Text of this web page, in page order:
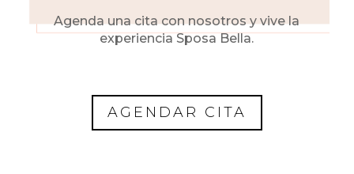
Agenda una cita con nosotros y vive la
experiencia Sposa Bella.
AGENDAR CITA